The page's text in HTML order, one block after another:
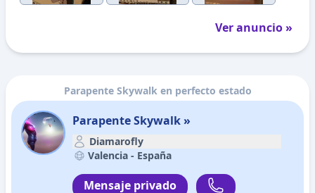
Ver anuncio »
Parapente Skywalk en perfecto estado
Parapente Skywalk »
Diamarofly
Valencia - España
Mensaje privado